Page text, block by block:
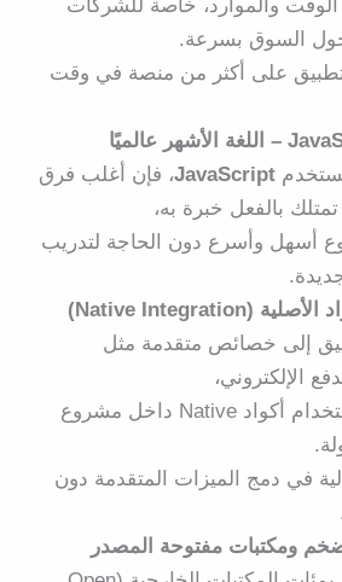
الوقت والموارد، خاصة للشركات
دخول السوق بسرعة.
على أكثر من منصة في وقت
JavaScript، فإن أغلب فرق
بالفعل خبرة به،
أسهل وأسرع دون الحاجة لتدريب
إلى خصائص متقدمة مثل
يمكن للمطورين استخدام أكواد Native داخل مشروع
في دمج الميزات المتقدمة دون